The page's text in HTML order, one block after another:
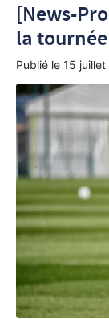
[News-
la
Publié le 15 juillet